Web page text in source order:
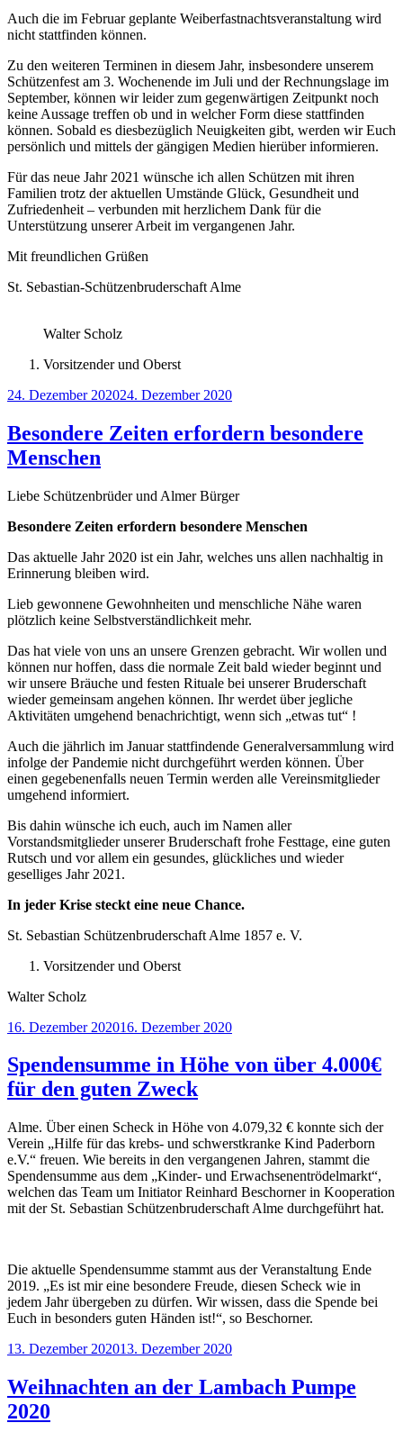
Auch die im Februar geplante Weiberfastnachtsveranstaltung wird
nicht stattfinden können.
Zu den weiteren Terminen in diesem Jahr, insbesondere unserem
Schützenfest am 3. Wochenende im Juli und der Rechnungslage im
September, können wir leider zum gegenwärtigen Zeitpunkt noch
keine Aussage treffen ob und in welcher Form diese stattfinden
können. Sobald es diesbezüglich Neuigkeiten gibt, werden wir Euch
persönlich und mittels der gängigen Medien hierüber informieren.
Für das neue Jahr 2021 wünsche ich allen Schützen mit ihren
Familien trotz der aktuellen Umstände Glück, Gesundheit und
Zufriedenheit – verbunden mit herzlichem Dank für die
Unterstützung unserer Arbeit im vergangenen Jahr.
Mit freundlichen Grüßen
St. Sebastian-Schützenbruderschaft Alme
Walter Scholz
Vorsitzender und Oberst
Veröffentlicht
24. Dezember 202024. Dezember 2020
Besondere Zeiten erfordern besondere
Menschen
Liebe Schützenbrüder und Almer Bürger
Besondere Zeiten erfordern besondere Menschen
Das aktuelle Jahr 2020 ist ein Jahr, welches uns allen nachhaltig in
Erinnerung bleiben wird.
Lieb gewonnene Gewohnheiten und menschliche Nähe waren
plötzlich keine Selbstverständlichkeit mehr.
Das hat viele von uns an unsere Grenzen gebracht. Wir wollen und
können nur hoffen, dass die normale Zeit bald wieder beginnt und
wir unsere Bräuche und festen Rituale bei unserer Bruderschaft
wieder gemeinsam angehen können. Ihr werdet über jegliche
Aktivitäten umgehend benachrichtigt, wenn sich „etwas tut“ !
Auch die jährlich im Januar stattfindende Generalversammlung wird
infolge der Pandemie nicht durchgeführt werden können. Über
einen gegebenenfalls neuen Termin werden alle Vereinsmitglieder
umgehend informiert.
Bis dahin wünsche ich euch, auch im Namen aller
Vorstandsmitglieder unserer Bruderschaft frohe Festtage, eine guten
Rutsch und vor allem ein gesundes, glückliches und wieder
geselliges Jahr 2021.
In jeder Krise steckt eine neue Chance.
St. Sebastian Schützenbruderschaft Alme 1857 e. V.
Vorsitzender und Oberst
Walter Scholz
Veröffentlicht
16. Dezember 202016. Dezember 2020
Spendensumme in Höhe von über 4.000€
für den guten Zweck
Alme. Über einen Scheck in Höhe von 4.079,32 € konnte sich der
Verein „Hilfe für das krebs- und schwerstkranke Kind Paderborn
e.V.“ freuen. Wie bereits in den vergangenen Jahren, stammt die
Spendensumme aus dem „Kinder- und Erwachsenentrödelmarkt“,
welchen das Team um Initiator Reinhard Beschorner in Kooperation
mit der St. Sebastian Schützenbruderschaft Alme durchgeführt hat.
Die aktuelle Spendensumme stammt aus der Veranstaltung Ende
2019. „Es ist mir eine besondere Freude, diesen Scheck wie in
jedem Jahr übergeben zu dürfen. Wir wissen, dass die Spende bei
Euch in besonders guten Händen ist!“, so Beschorner.
Veröffentlicht
13. Dezember 202013. Dezember 2020
Weihnachten an der Lambach Pumpe
2020